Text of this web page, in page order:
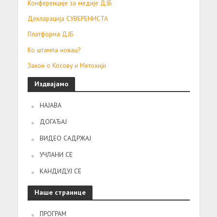
Конференције за медије ДЈБ
Декларација СУВЕРЕНИСТА
Платформа ДЈБ
Ко штампа новац?
Закон о Косову и Метохији
Издвајамо
НАЈАВА
ДОГАЂАЈ
ВИДЕО САДРЖАЈ
УЧЛАНИ СЕ
КАНДИДУЈ СЕ
Наше странице
ПРОГРАМ